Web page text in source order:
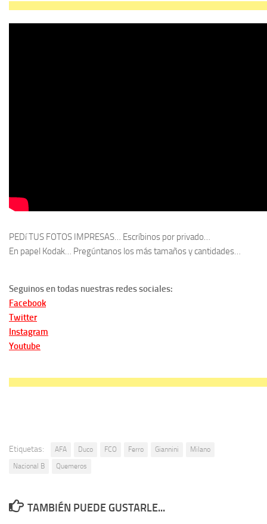
PEDí TUS FOTOS IMPRESAS… Escríbinos por privado…
En papel Kodak… Pregúntanos los más tamaños y cantidades…
Seguinos en todas nuestras redes sociales:
Facebook
Twitter
Instagram
Youtube
Etiquetas: AFA Duco FCO Ferro Giannini
Milano
Nacional B
Quemeros
TAMBIÉN PUEDE GUSTARLE...